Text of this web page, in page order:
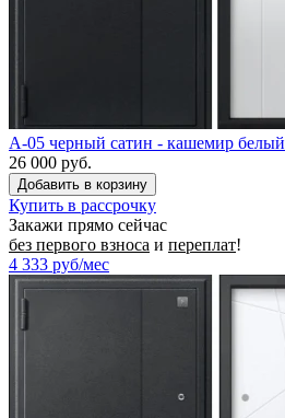
A-05 черный сатин - кашемир белый
26 000 руб.
Купить в рассрочку
Закажи прямо сейчас
без первого взноса и переплат!
4 333 руб/мес